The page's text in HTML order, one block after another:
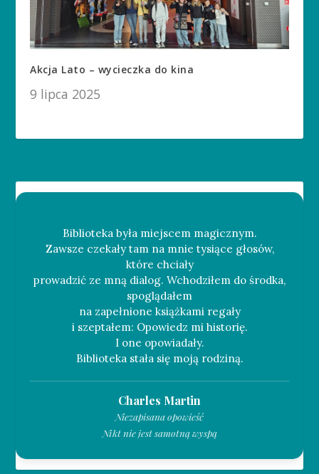
Akcja Lato – wycieczka do kina
9 lipca 2025
Biblioteka była miejscem magicznym.
Zawsze czekały tam na mnie tysiące głosów,
które chciały
prowadzić ze mną dialog. Wchodziłem do środka,
spoglądałem
na zapełnione książkami regały
i szeptałem: Opowiedz mi historię.
I one opowiadały.
Charles Martin
Niezapisana opowieść
Nikt nie jest samotną wyspą